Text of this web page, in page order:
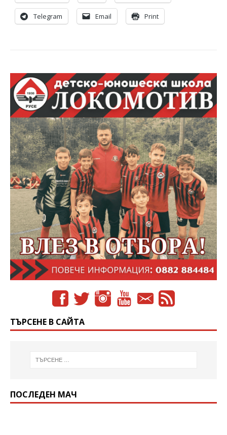
Telegram Email Print
ТЪРСЕНЕ В САЙТА
ПОСЛЕДЕН МАЧ